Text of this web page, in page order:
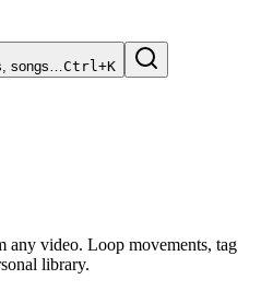
songs…Ctrl+K
any video. Loop movements, tag
library.